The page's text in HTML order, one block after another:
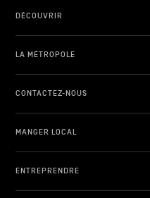
DÉCOUVRIR
LA MÉTROPOLE
CONTACTEZ-NOUS
MANGER LOCAL
ENTREPRENDRE